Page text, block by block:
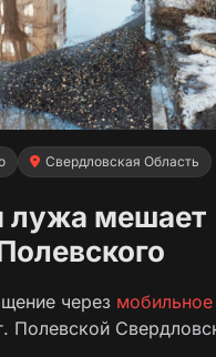
Свердловская Область
лужа мешает
через мобильное
Полевской